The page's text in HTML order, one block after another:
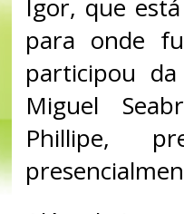
Igor, que
para onde
participou
Miguel
Phillipe,